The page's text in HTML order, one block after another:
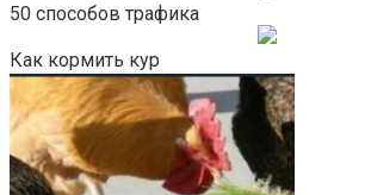
50 способов трафика
Как кормить кур